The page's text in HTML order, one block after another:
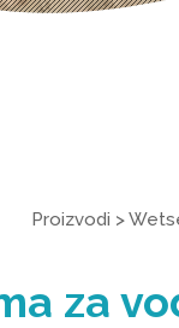
Proizvodi >
za